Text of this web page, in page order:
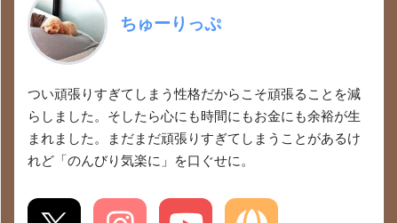
ちゅーりっぷ
つい頑張りすぎてしまう性格だからこそ頑張ることを減
らしました。そしたら心にも時間にもお金にも余裕が生
まれました。まだまだ頑張りすぎてしまうことがあるけ
れど「のんびり気楽に」を口ぐせに。